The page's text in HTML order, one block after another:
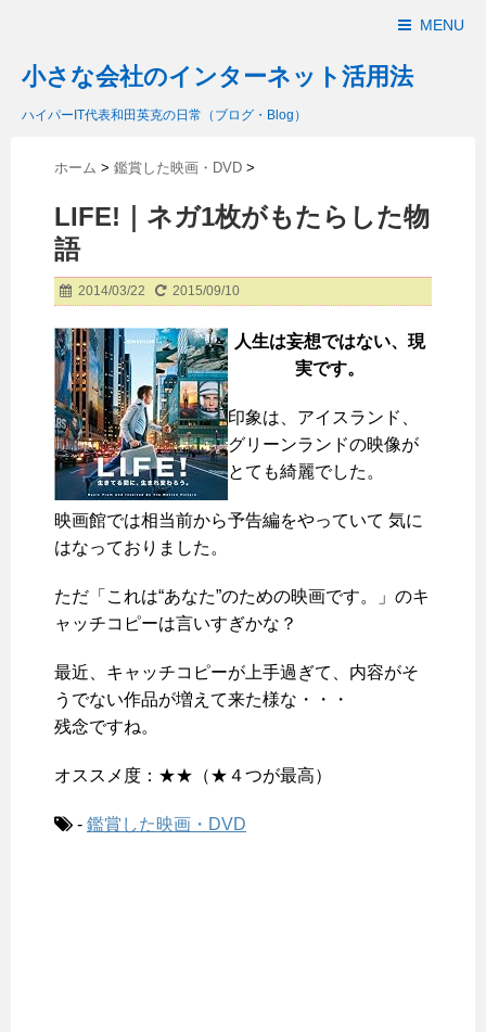
MENU
小さな会社のインターネット活用法
ハイパーIT代表和田英克の日常（ブログ・Blog）
ホーム > 鑑賞した映画・DVD >
LIFE!｜ネガ1枚がもたらした物
語
2014/03/22 2015/09/10
人生は妄想ではない、現
実です。
印象は、アイスランド、
グリーンランドの映像が
とても綺麗でした。
映画館では相当前から予告編をやっていて 気に
はなっておりました。
ただ「これは“あなた”のための映画です。」のキ
ャッチコピーは言いすぎかな？
最近、キャッチコピーが上手過ぎて、内容がそ
うでない作品が増えて来た様な・・・
残念ですね。
オススメ度：★★（★４つが最高）
- 鑑賞した映画・DVD